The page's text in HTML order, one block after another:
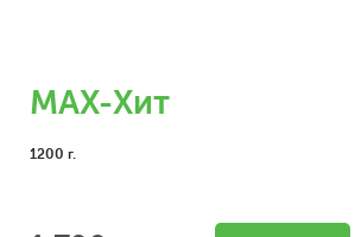
MAX-Хит
1200 г.